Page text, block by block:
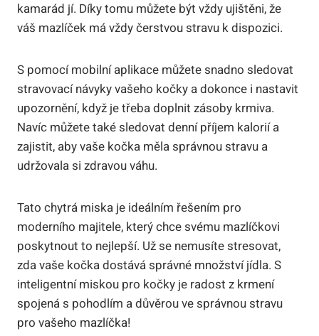
kamarád jí. Díky tomu můžete být vždy ujištěni, že
váš mazlíček má vždy čerstvou stravu k dispozici.
S pomocí mobilní aplikace můžete snadno sledovat
stravovací návyky vašeho kočky a dokonce i nastavit
upozornění, když je třeba doplnit zásoby krmiva.
Navíc můžete také sledovat denní příjem kalorií a
zajistit, aby vaše kočka měla správnou stravu a
udržovala si zdravou váhu.
Tato chytrá miska je ideálním řešením pro
moderního majitele, který chce svému mazlíčkovi
poskytnout to nejlepší. Už se nemusíte stresovat,
zda vaše kočka dostává správné množství jídla. S
inteligentní miskou pro kočky je radost z krmení
spojená s pohodlím a důvěrou ve správnou stravu
pro vašeho mazlíčka!